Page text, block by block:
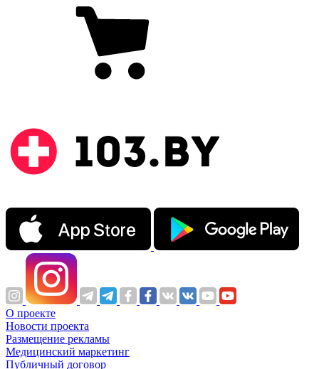
О проекте
Новости проекта
Размещение рекламы
Медицинский маркетинг
Публичный договор